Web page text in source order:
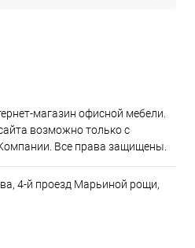
магазин офисной мебели.
возможно только с
Все права защищены.
4-й проезд Марьиной рощи,